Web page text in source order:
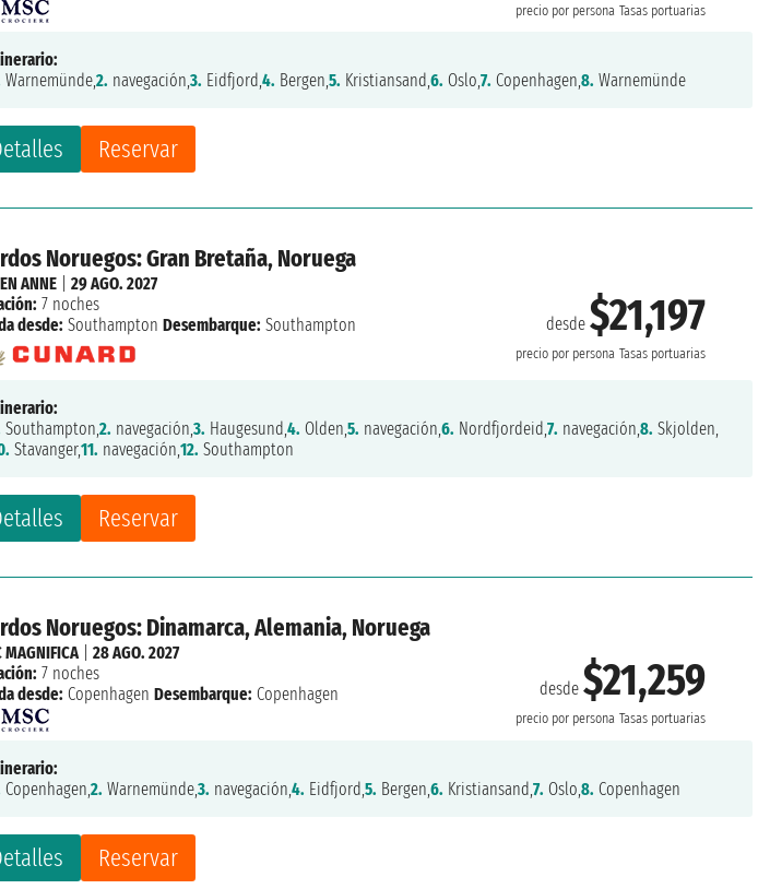
precio por persona Tasas portuarias
Reservar
Warnemünde,2. navegación,3. Eidfjord,4. Bergen,5. Kristiansand,6. Oslo,7. Copenhagen,8. Warnemünde
Noruegos: Gran Bretaña, Noruega
desde$21,197
precio por persona Tasas portuarias
Reservar
ANNE |29 AGO. 2027
7 noches
desde: Southampton Desembarque: Southampton
Southampton,2. navegación,3. Haugesund,4. Olden,5. navegación,6. Nordfjordeid,7. navegación,8. Skjolden,
Stavanger,11. navegación,12. Southampton
Noruegos: Dinamarca, Alemania, Noruega
desde$21,259
precio por persona Tasas portuarias
Reservar
MAGNIFICA |28 AGO. 2027
7 noches
desde: Copenhagen Desembarque: Copenhagen
Copenhagen,2. Warnemünde,3. navegación,4. Eidfjord,5. Bergen,6. Kristiansand,7. Oslo,8. Copenhagen